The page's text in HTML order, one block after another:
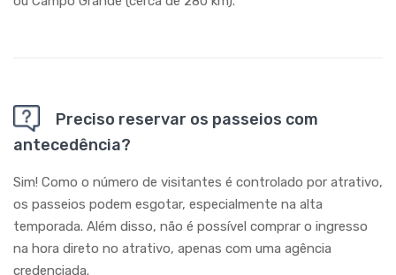
Preciso reservar os passeios com
antecedência?
Sim! Como o número de visitantes é controlado por atrativo,
os passeios podem esgotar, especialmente na alta
temporada. Além disso, não é possível comprar o ingresso
na hora direto no atrativo, apenas com uma agência
credenciada.